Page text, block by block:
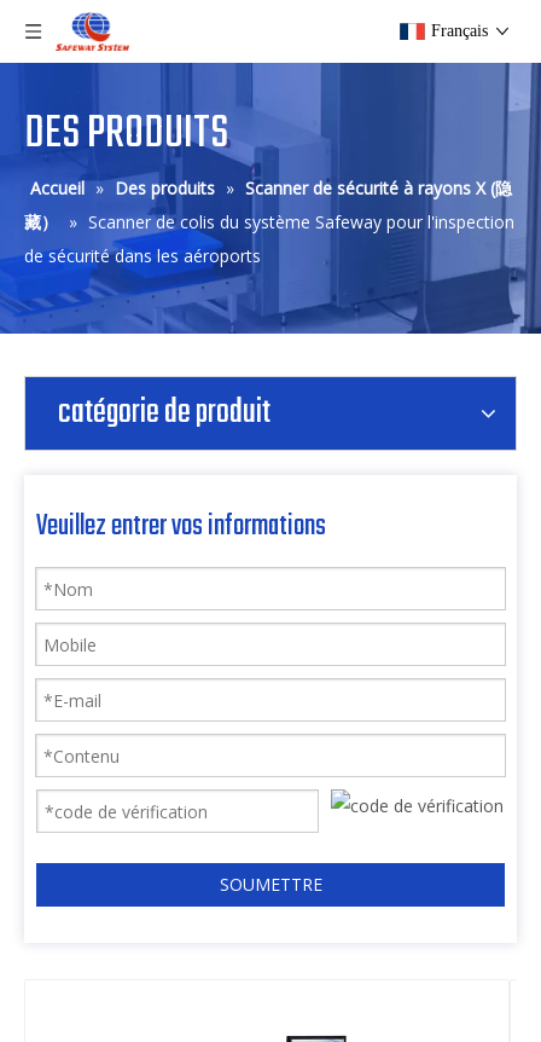
Français
DES PRODUITS
Accueil » Des produits » Scanner de sécurité à rayons X (隐
藏）
» Scanner de colis du système Safeway pour l'inspection
de sécurité dans les aéroports
catégorie de produit
Veuillez entrer vos informations
SOUMETTRE